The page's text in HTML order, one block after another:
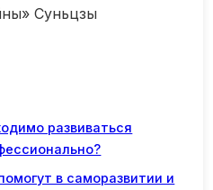
Суньцзы
развиваться
в саморазвитии и